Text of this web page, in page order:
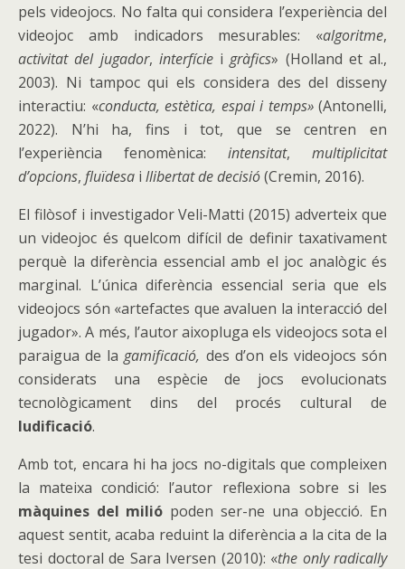
pels videojocs. No falta qui considera l’experiència del
videojoc amb indicadors mesurables: «algoritme,
activitat del jugador, interfícieigràfics» (Holland et al.,
2003). Ni tampoc qui els considera des del disseny
interactiu: «conducta, estètica, espai i temps» (Antonelli,
2022). N’hi ha, fins i tot, que se centren en
l’experiència fenomènica: intensitat, multiplicitat
d’opcions, fluïdesa i llibertat dedecisió(Cremin, 2016).
El filòsof i investigador Veli-Matti (2015) adverteix que
un videojoc és quelcom difícil de definir taxativament
perquè la diferència essencial amb el joc analògic és
marginal. L’única diferència essencial seria que els
videojocs són «artefactes que avaluen la interacció del
jugador». A més, l’autor aixopluga els videojocs sota el
paraigua de lagamificació, des d’on els videojocs són
considerats una espècie de jocs evolucionats
tecnològicament dins del procés cultural de
ludificació.
Amb tot, encara hi ha jocs no-digitals que compleixen
la mateixa condició: l’autor reflexiona sobre si les
màquines del milió poden ser-ne una objecció. En
aquest sentit, acaba reduint la diferència a la cita de la
tesi doctoral de Sara Iversen (2010): «the only radically